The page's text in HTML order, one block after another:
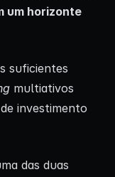
um horizonte
suficientes
multiativos
investimento
das duas